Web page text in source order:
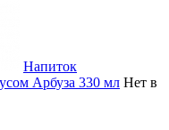
Напиток
Арбуза 330 мл Нет в